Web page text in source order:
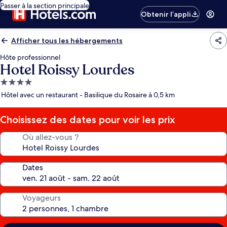
Passer à la section principale
Obtenir l’appli
Afficher tous les hébergements
Hôte professionnel
Hotel Roissy Lourdes
Hébergement
4.0 étoiles
Hôtel avec un restaurant - Basilique du Rosaire à 0,5 km
Choisissez des dates pour voir les prix
Où allez-vous ?
Dates
Voyageurs